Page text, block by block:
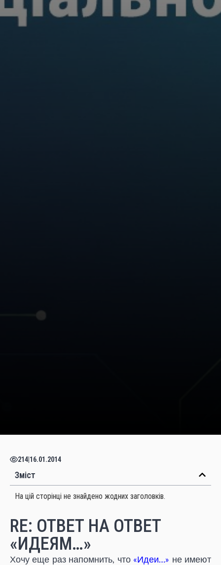
214 16.01.2014
Зміст
На цій сторінці не знайдено жодних заголовків.
RE: ОТВЕТ НА ОТВЕТ
«ИДЕЯМ…»
Хочу еще раз напомнить, что «Идеи…» не имеют